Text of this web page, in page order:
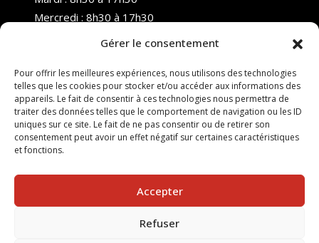
Gérer le consentement
Pour offrir les meilleures expériences, nous utilisons des technologies
telles que les cookies pour stocker et/ou accéder aux informations des
appareils. Le fait de consentir à ces technologies nous permettra de
traiter des données telles que le comportement de navigation ou les ID
uniques sur ce site. Le fait de ne pas consentir ou de retirer son
consentement peut avoir un effet négatif sur certaines caractéristiques
et fonctions.
Accepter
Refuser
Mercredi : 8h30 à 17h30
Samedi : Fermé
Dimanche : Fermé
© 2025 Nouvel R Formation - TOUS DROITS RÉSERVÉS -